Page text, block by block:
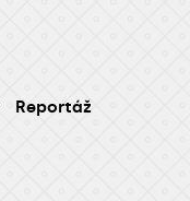
Reportáž